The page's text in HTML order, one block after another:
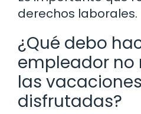
derechos laborales.
¿Qué debo
empleador
las
disfrutadas?